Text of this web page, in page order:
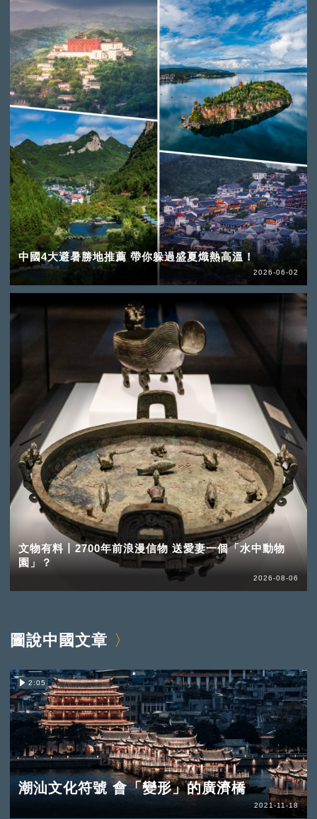
中國4大避暑勝地推薦 帶你躲過盛夏熾熱高溫！
2026-06-02
文物有料丨2700年前浪漫信物 送愛妻一個「水中動物
園」？
2026-08-06
圖說中國文章
2:05
潮汕文化符號 會「變形」的廣濟橋
2021-11-18